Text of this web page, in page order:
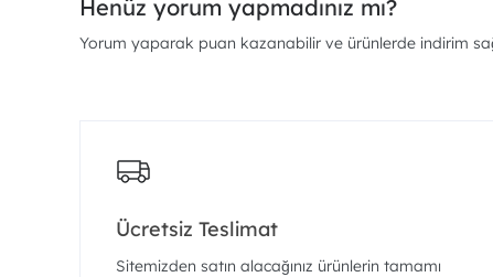
Henüz yorum yapmadınız mı?
Yorum yaparak puan kazanabilir ve ürünlerde indirim
Ücretsiz Teslimat
Sitemizden satın alacağınız ürünlerin tamamı